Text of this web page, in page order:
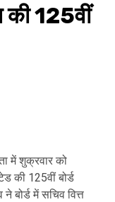
की 125वीं
में शुक्रवार को
की 125वीं बोर्ड
बोर्ड में सचिव वित्त